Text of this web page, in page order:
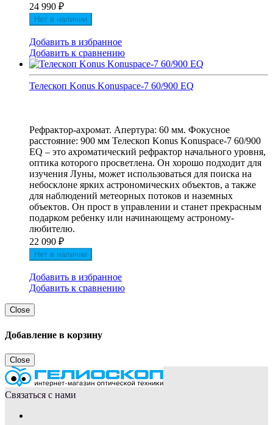
24 990 ₽
Нет в наличии
Добавить в избранное
Добавить к сравнению
Телескоп Konus Konuspace-7 60/900 EQ
Рефрактор-ахромат. Апертура: 60 мм. Фокусное
расстояние: 900 мм Телескоп Konus Konuspace-7 60/900
EQ – это ахроматический рефрактор начального уровня,
оптика которого просветлена. Он хорошо подходит для
изучения Луны, может использоваться для поиска на
небосклоне ярких астрономических объектов, а также
для наблюдений метеорных потоков и наземных
объектов. Он прост в управлении и станет прекрасным
подарком ребенку или начинающему астроному-
любителю.
22 090 ₽
Нет в наличии
Добавить в избранное
Добавить к сравнению
Close
Добавление в корзину
Close
Связаться с нами